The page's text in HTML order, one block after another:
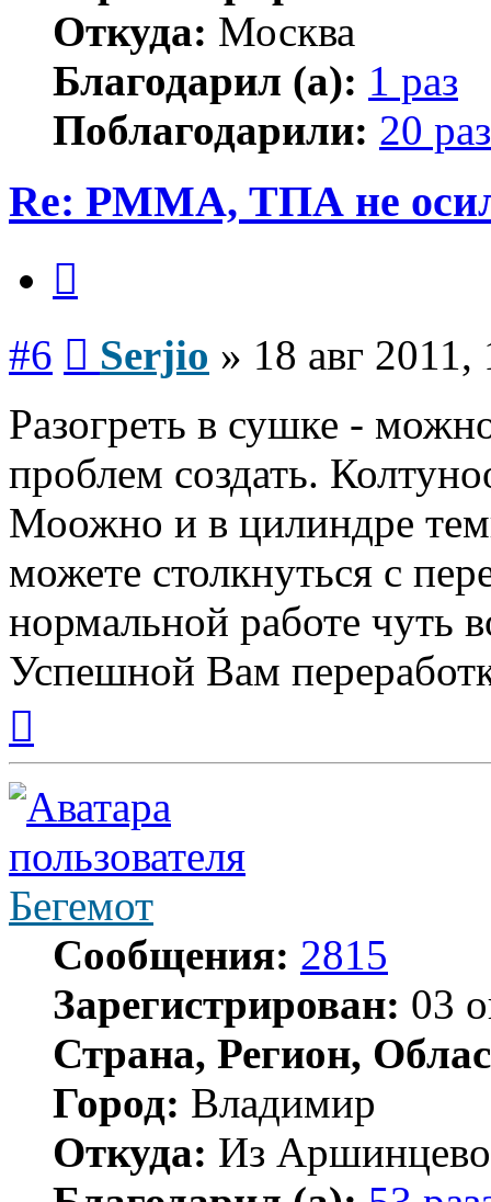
Откуда: Москва
Благодарил (а): 1 раз
Поблагодарили: 20 раз
Re: PMMA, ТПА не
#6 Serjio » 18 авг 2011,
Разогреть в сушке -
проблем создать.
Моожно и в цилиндре
можете столкнуться с
нормальной работе чуть
Успешной Вам
началу
Бегемот
Сообщения: 2815
Зарегистрирован: 03
Страна, Регион,
Город: Владимир
Откуда: Из